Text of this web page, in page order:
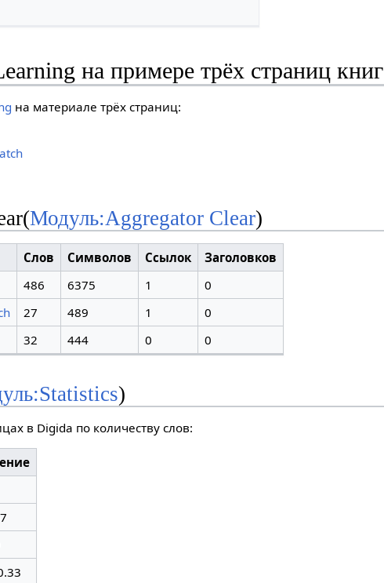
на примере трёх страниц книг
на материале трёх страниц:
Модуль:Aggregator Clear)
Слов Символов Ссылок
Заголовков
486 6375 1
0
27 489 1
0
32 444 0 0
)
в Digida по количеству слов: